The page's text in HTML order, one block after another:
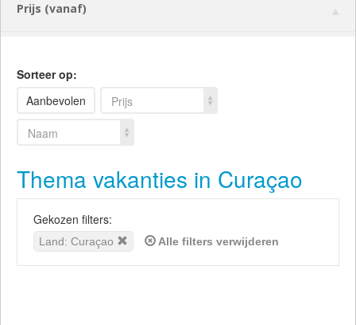
Prijs (vanaf)
Sorteer op:
Aanbevolen
Prijs
Naam
Thema vakanties in Curaçao
Gekozen filters:
Land: Curaçao Alle filters verwijderen